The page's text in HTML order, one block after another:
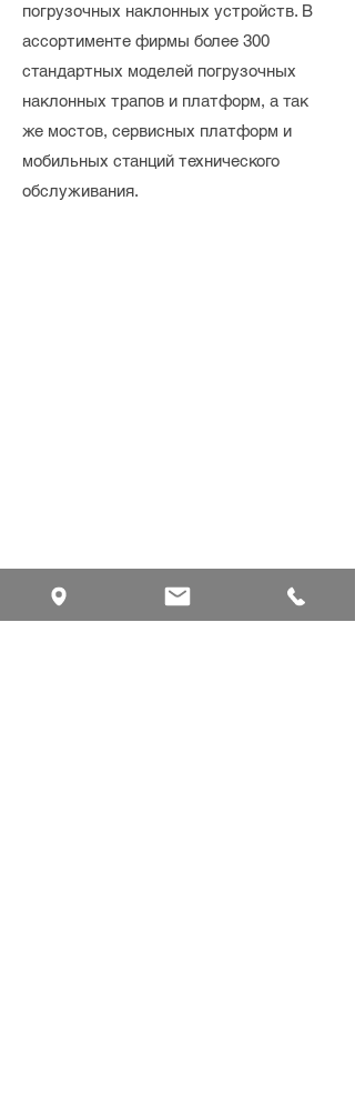
погрузочных наклонных устройств. В
ассортименте фирмы более 300
стандартных моделей погрузочных
наклонных трапов и платформ, а так
же мостов, сервисных платформ и
мобильных станций технического
обслуживания.